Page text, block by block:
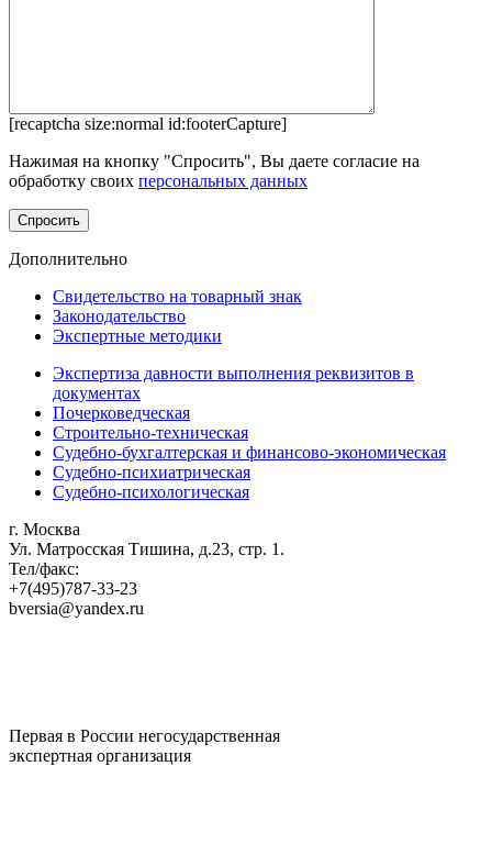
[recaptcha size:normal id:footerCapture]
Нажимая на кнопку "Спросить", Вы даете согласие на
обработку своих персональных данных
Дополнительно
Свидетельство на товарный знак
Законодательство
Экспертные методики
Экспертиза давности выполнения реквизитов в
документах
Почерковедческая
Строительно-техническая
Судебно-бухгалтерская и финансово-экономическая
Судебно-психиатрическая
Судебно-психологическая
г. Москва
Ул. Матросская Тишина, д.23, стр. 1.
Тел/факс:
+7(495)787-33-23
bversia@yandex.ru
Первая в России негосударственная
экспертная организация